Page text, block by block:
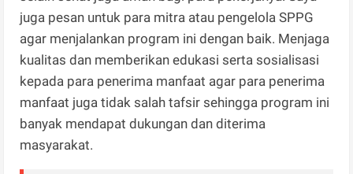
juga pesan untuk para mitra atau pengelola SPPG
agar menjalankan program ini dengan baik. Menjaga
kualitas dan memberikan edukasi serta sosialisasi
kepada para penerima manfaat agar para penerima
manfaat juga tidak salah tafsir sehingga program ini
banyak mendapat dukungan dan diterima
masyarakat.